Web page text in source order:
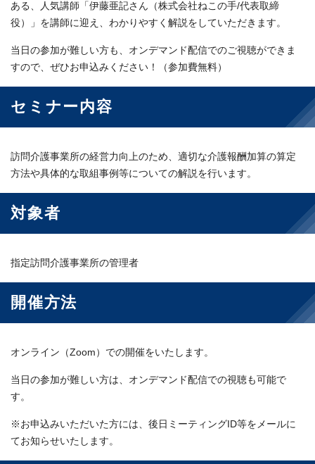
ある、人気講師「伊藤亜記さん（株式会社ねこの手/代表取締
役）」を講師に迎え、わかりやすく解説をしていただきます。
当日の参加が難しい方も、オンデマンド配信でのご視聴ができま
すので、ぜひお申込みください！（参加費無料）
セミナー内容
訪問介護事業所の経営力向上のため、適切な介護報酬加算の算定
方法や具体的な取組事例等についての解説を行います。
対象者
指定訪問介護事業所の管理者
開催方法
オンライン（Zoom）での開催をいたします。
当日の参加が難しい方は、オンデマンド配信での視聴も可能で
す。
※お申込みいただいた方には、後日ミーティングID等をメールに
てお知らせいたします。